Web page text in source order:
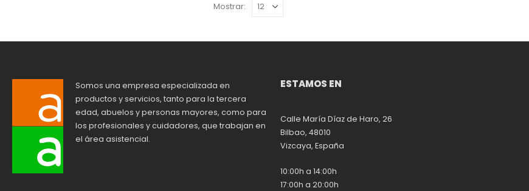
Mostrar:
Somos una empresa especializada en
productos y servicios, tanto para la tercera
edad, abuelos y personas mayores, como para
los profesionales y cuidadores, que trabajan en
el área asistencial.
ESTAMOS EN
Calle María Díaz de Haro, 26
Bilbao, 48010
Vizcaya, España
10:00h a 14:00h
17:00h a 20:00h